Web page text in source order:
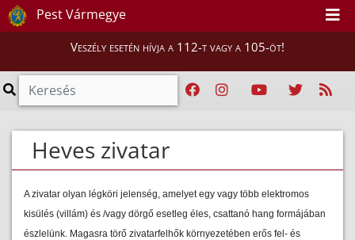
Pest Vármegye
Veszély esetén hívja a 112-t vagy a 105-öt!
Heves zivatar
A zivatar olyan légköri jelenség, amelyet egy vagy több elektromos
kisülés (villám) és /vagy dörgő esetleg éles, csattanó hang formájában
észlelünk. Magasra törő zivatarfelhők környezetében erős fel- és